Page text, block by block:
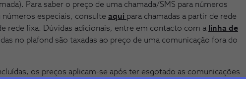
Para saber o preço de uma chamada/SMS para números
especiais, consulte aqui para chamadas a partir de rede
rede fixa. Dúvidas adicionais, entre em contacto com a linha de
no plafond são taxadas ao preço de uma comunicação fora do
os preços aplicam-se após ter esgotado as comunicações